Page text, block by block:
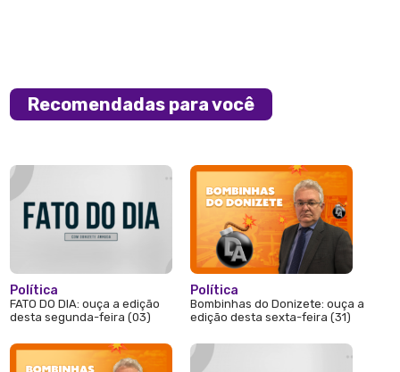
Recomendadas para você
Política
FATO DO DIA: ouça a edição
desta segunda-feira (03)
Política
Bombinhas do Donizete: ouça a
edição desta sexta-feira (31)